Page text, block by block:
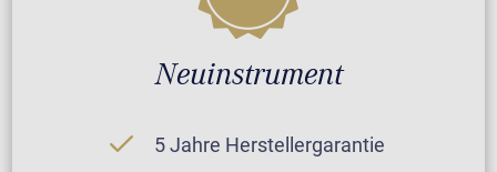
Neuinstrument
5 Jahre Herstellergarantie